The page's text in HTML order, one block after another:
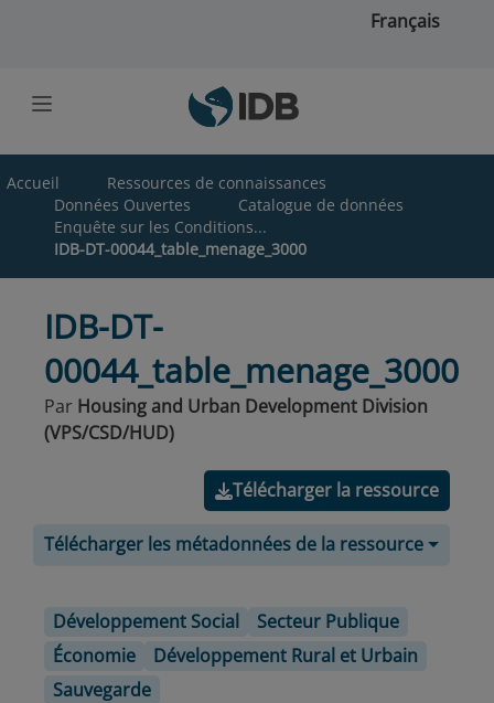
Français
Accueil
Ressources de connaissances
Données Ouvertes
Catalogue de données
Enquête sur les Conditions...
IDB-DT-00044_table_menage_3000
IDB-DT-
00044_table_menage_3000
Par Housing and Urban Development Division
(VPS/CSD/HUD)
Télécharger la ressource
Télécharger les métadonnées de la ressource
Développement Social
Secteur Publique
Économie
Développement Rural et Urbain
Sauvegarde